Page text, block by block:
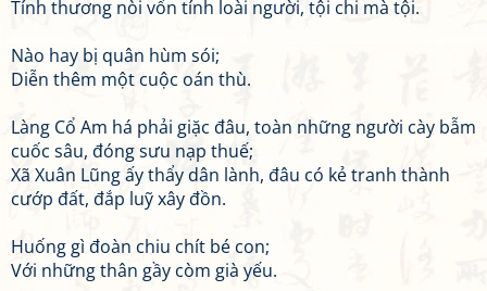
Tính thương nòi vốn tính loài người, tội chi mà tội.
Nào hay bị quân hùm sói;
Diễn thêm một cuộc oán thù.
Làng Cổ Am há phải giặc đâu, toàn những người cày bẫm
cuốc sâu, đóng sưu nạp thuế;
Xã Xuân Lũng ấy thẩy dân lành, đâu có kẻ tranh thành
cướp đất, đắp luỹ xây đồn.
Huống gì đoàn chiu chít bé con;
Với những thân gầy còm già yếu.